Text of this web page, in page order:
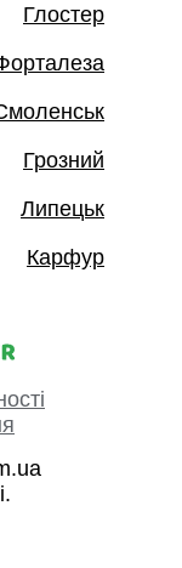
Глостер
Грозний
Липецьк
Карфур